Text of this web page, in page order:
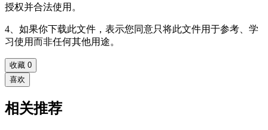
授权并合法使用。
4、如果你下载此文件，表示您同意只将此文件用于参考、学
习使用而非任何其他用途。
收藏 0
喜欢
相关推荐